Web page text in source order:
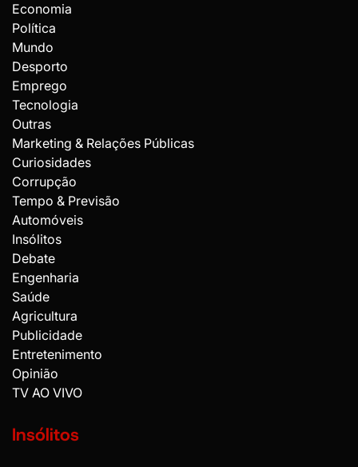
Economia
Política
Mundo
Desporto
Emprego
Tecnologia
Outras
Marketing & Relações Públicas
Curiosidades
Corrupção
Tempo & Previsão
Automóveis
Insólitos
Debate
Engenharia
Saúde
Agricultura
Publicidade
Entretenimento
Opinião
TV AO VIVO
Insólitos